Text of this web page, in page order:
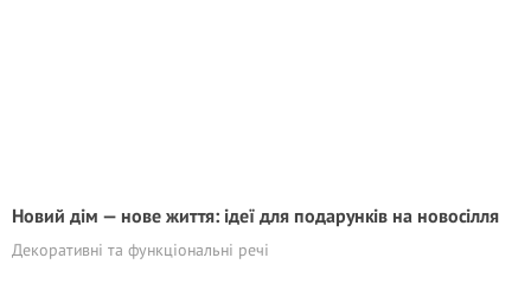
Новий дім — нове життя: ідеї для подарунків на новосілля
Декоративні та функціональні речі